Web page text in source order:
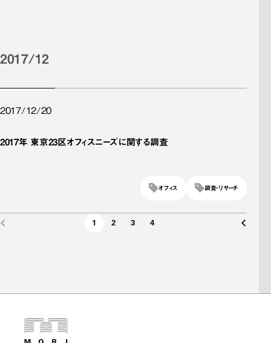
2017/12
2017/12/20
2017年 東京23区オフィスニーズに関する調査
調査・リサーチ
オフィス
1 2 3 4